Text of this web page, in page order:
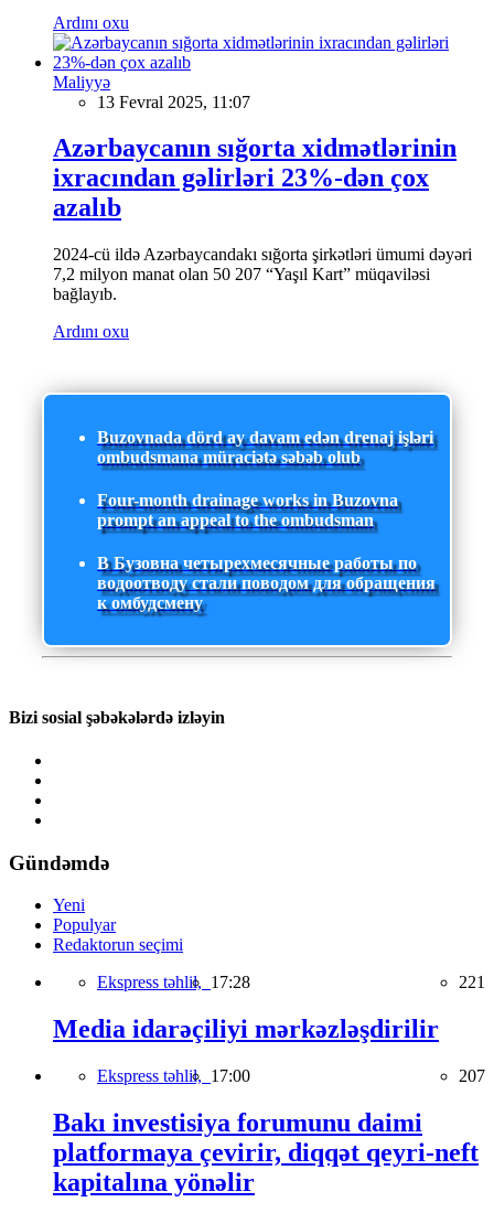
Ardını oxu
Maliyyə
13 Fevral 2025, 11:07
Azərbaycanın sığorta xidmətlərinin
ixracından gəlirləri 23%-dən çox
azalıb
2024-cü ildə Azərbaycandakı sığorta şirkətləri ümumi dəyəri
7,2 milyon manat olan 50 207 “Yaşıl Kart” müqaviləsi
bağlayıb.
Ardını oxu
Buzovnada dörd ay davam edən drenaj işləri
ombudsmana müraciətə səbəb olub
Four-month drainage works in Buzovna
prompt an appeal to the ombudsman
В Бузовна четырехмесячные работы по
водоотводу стали поводом для обращения
к омбудсмену
Bizi sosial şəbəkələrdə izləyin
Gündəmdə
Yeni
Populyar
Redaktorun seçimi
Ekspress təhlil, 17:28 221
Media idarəçiliyi mərkəzləşdirilir
Ekspress təhlil, 17:00 207
Bakı investisiya forumunu daimi
platformaya çevirir, diqqət qeyri-neft
kapitalına yönəlir